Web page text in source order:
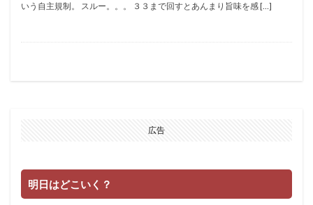
いう自主規制。 スルー。。。 ３３まで回すとあんまり旨味を感 […]
広告
明日はどこいく？